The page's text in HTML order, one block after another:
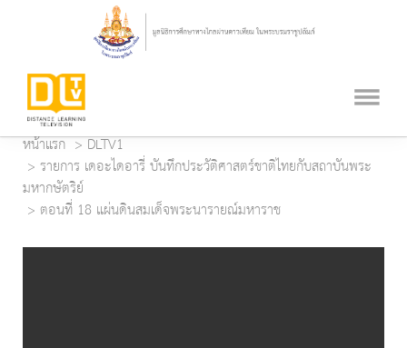
หน้าแรก
DLTV1
รายการ เดอะไดอารี่ บันทึกประวัติศาสตร์ชาติไทยกับสถาบันพระ
มหากษัตริย์
ตอนที่ 18 แผ่นดินสมเด็จพระนารายณ์มหาราช